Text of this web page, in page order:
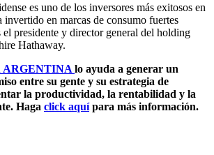
es uno de los inversores más exitosos en
en marcas de consumo fuertes
el presidente y director general del holding
Hathaway.
ARGENTINA lo ayuda a generar un
entre su gente y su estrategia de
la productividad, la rentabilidad y la
Haga click aquípara más información.